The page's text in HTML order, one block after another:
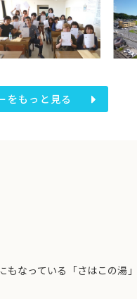
をもっと見る
なっている「さはこの湯